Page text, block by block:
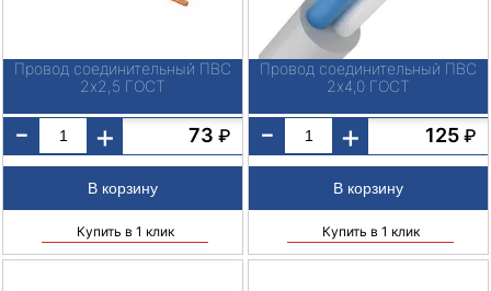
Провод соединительный ПВС
2х2,5 ГОСТ
- + 73 ₽
Купить в 1 клик
Провод соединительный ПВС
2х4,0 ГОСТ
- + 125 ₽
Купить в 1 клик